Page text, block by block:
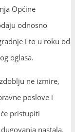
Općine
odnosno
i to u roku od
oglasa.
ne izmire,
poslove i
pristupiti
nastala.